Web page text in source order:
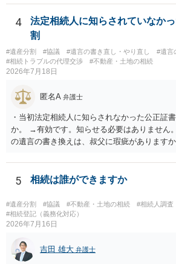
能と思われます。時間が思った以上にないの
揃える必要があります。その点是非御注意く
4
法定相続人に知らされていなか
割
#遺産分割 #協議 #遺言の書き直し・やり直し
#遺言
#相続トラブルの代理交渉
#不動産・土地の相続
2026年7月18日
匿名A 弁護士
・当初法定相続人に知らされなかった公正証
か。 →有効です。知らせる必要はありません
の遺言の書き換えは、叔父に瑕疵があります
ますか。 →本人が自由に決められますので、
です。客観的な基準もありません。 ・できれ
することはできますか。 →分割を拒否すると
ないということでしょうか。遺言で、受取を
と拒否することはできます。理由を説明する必
5 相続は誰ができますか
#遺産分割 #協議 #不動産・土地の相続
#相続人調査
#相続登記（義務化対応）
2026年7月16日
吉田 雄大 弁護士